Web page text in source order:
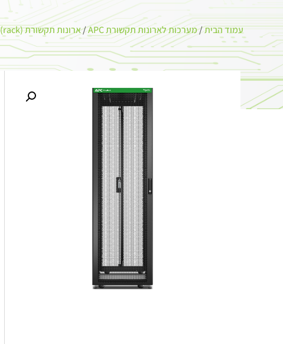
עמוד הבית/מערכות לארונות תקשורת APC /ארונות תקשורת (rack)